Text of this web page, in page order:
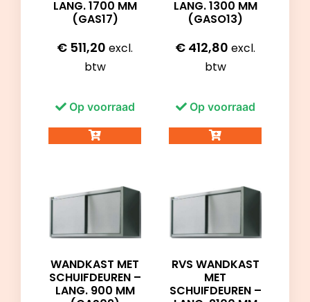
LANG. 1700 MM
(GAS17)
€ 511,20 excl.
btw
Op voorraad
LANG. 1300 MM
(GASO13)
€ 412,80 excl.
btw
Op voorraad
WANDKAST MET
SCHUIFDEUREN –
LANG. 900 MM
RVS WANDKAST
MET
SCHUIFDEUREN –